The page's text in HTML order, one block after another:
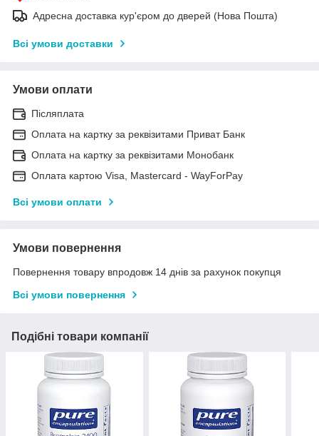
Адресна доставка кур'єром до дверей (Нова Пошта)
Всі умови доставки
Умови оплати
Післяплата
Оплата на картку за реквізитами Приват Банк
Оплата на картку за реквізитами Монобанк
Оплата картою Visa, Mastercard - WayForPay
Всі умови оплати
Умови повернення
Повернення товару впродовж 14 днів за рахунок покупця
Всі умови повернення
Подібні товари компанії